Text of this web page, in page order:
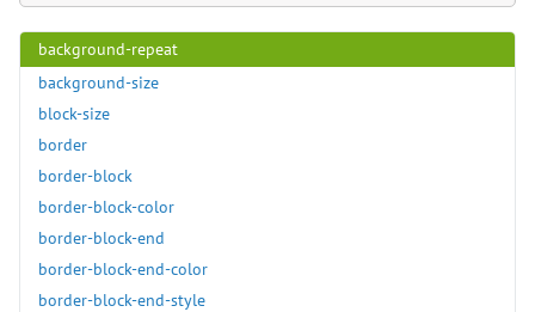
background-position-y
background-repeat
background-size
block-size
border
border-block
border-block-color
border-block-end
border-block-end-color
border-block-end-style